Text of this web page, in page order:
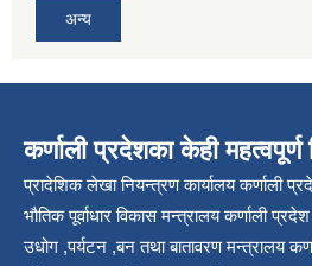
अन्य
कर्णाली प्रदेशका केही
प्रादेशिक लेखा नियन्त्रण कार्यालय कर्णाली
भौतिक पूर्वाधार विकास मन्त्रालय कर्णाली प्रदेश
उधोग ,पर्यटन ,बन तथा बातावरण मन्त्रालय